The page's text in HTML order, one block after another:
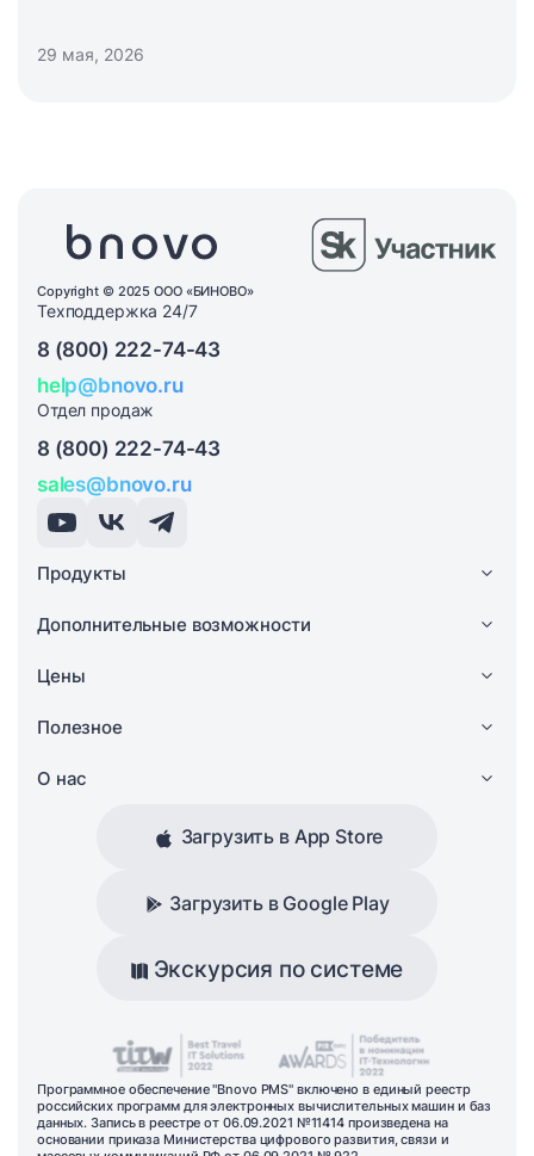
бронирования еще продолжается, поэтому
итоговый рейтинг к концу лета может
29 мая, 2026
Copyright © 2025 ООО «БИНОВО»
Техподдержка 24/7
8 (800) 222-74-43
help@bnovo.ru
Отдел продаж
8 (800) 222-74-43
sales@bnovo.ru
Продукты
Дополнительные возможности
Цены
Полезное
О нас
Загрузить в App Store
Загрузить в Google Play
Экскурсия по системе
Программное обеспечение "Bnovo PMS" включено в единый реестр
российских программ для электронных вычислительных машин и баз
данных. Запись в реестре от 06.09.2021 №11414 произведена на
основании приказа Министерства цифрового развития, связи и